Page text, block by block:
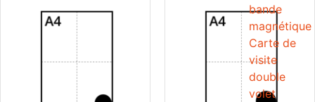
bande
magnétique
Carte de
visite
double
volet